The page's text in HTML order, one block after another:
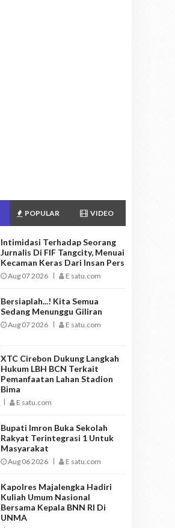
POPULAR VIDEO
Intimidasi Terhadap Seorang
Jurnalis Di FIF Tangcity, Menuai
Kecaman Keras Dari Insan Pers
Aug 07 2026 E satu.com
Bersiaplah...! Kita Semua
Sedang Menunggu Giliran
Aug 07 2026 E satu.com
XTC Cirebon Dukung Langkah
Hukum LBH BCN Terkait
Pemanfaatan Lahan Stadion
Bima
E satu.com
Bupati Imron Buka Sekolah
Rakyat Terintegrasi 1 Untuk
Masyarakat
Aug 06 2026 E satu.com
Kapolres Majalengka Hadiri
Kuliah Umum Nasional
Bersama Kepala BNN RI Di
UNMA